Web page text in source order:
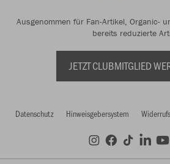
Ausgenommen für Fan-Artikel, Organic-
bereits reduzierte
JETZT CLUBMITGLIED
Datenschutz Hinweisgebersystem